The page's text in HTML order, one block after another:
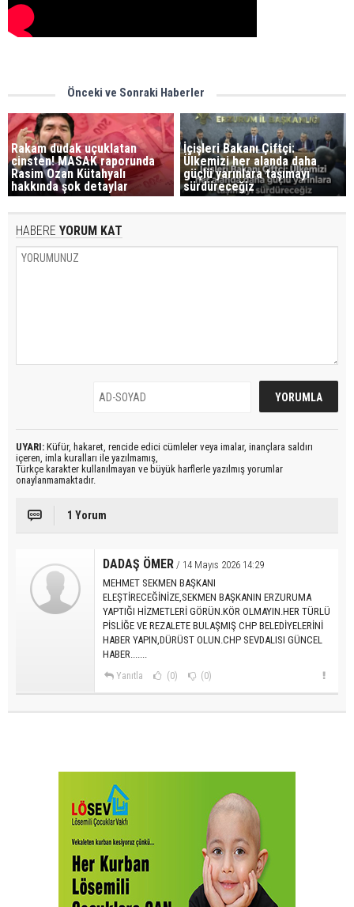
Önceki ve Sonraki Haberler
Rakam dudak uçuklatan
cinsten! MASAK raporunda
Rasim Ozan Kütahyalı
hakkında şok detaylar
İçişleri Bakanı Çiftçi:
Ülkemizi her alanda daha
güçlü yarınlara taşımayı
sürdüreceğiz
HABERE YORUM KAT
UYARI: Küfür, hakaret, rencide edici cümleler veya imalar, inançlara saldırı
içeren, imla kuralları ile yazılmamış,
Türkçe karakter kullanılmayan ve büyük harflerle yazılmış yorumlar
onaylanmamaktadır.
1 Yorum
DADAŞ ÖMER / 14 Mayıs 2026 14:29
MEHMET SEKMEN BAŞKANI
ELEŞTİRECEĞİNİZE,SEKMEN BAŞKANIN ERZURUMA
YAPTIĞI HİZMETLERİ GÖRÜN.KÖR OLMAYIN.HER TÜRLÜ
PİSLİĞE VE REZALETE BULAŞMIŞ CHP BELEDİYELERİNİ
HABER YAPIN,DÜRÜST OLUN.CHP SEVDALISI GÜNCEL
HABER.......
Yanıtla (0) (0)